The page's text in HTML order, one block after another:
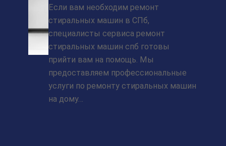
Если вам необходим ремонт
стиральных машин в СПб,
специалисты сервиса ремонт
стиральных машин спб готовы
прийти вам на помощь. Мы
предоставляем профессиональные
услуги по ремонту стиральных машин
на дому…